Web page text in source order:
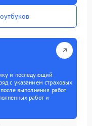
и последующий
с указанием страховых
выполнения работ
работ и